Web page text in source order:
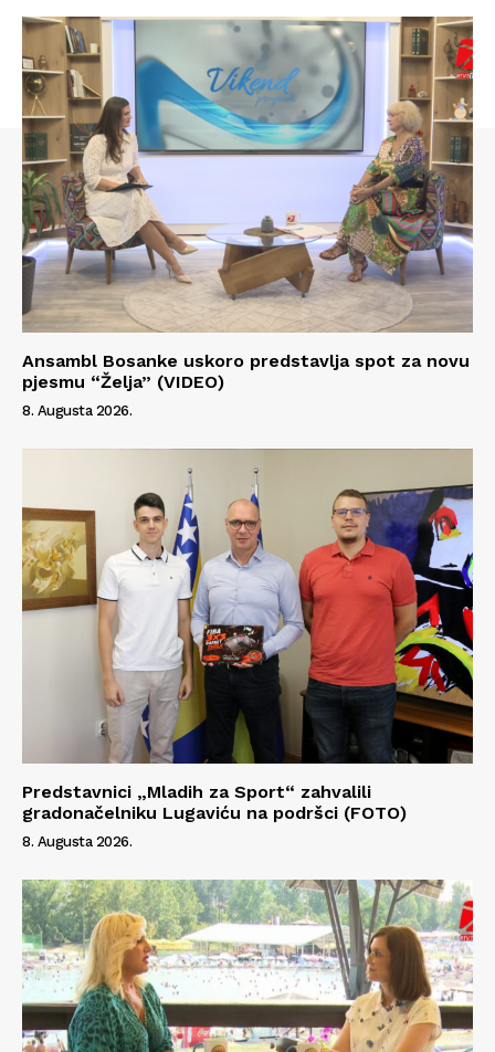
Info
O nama
Kontakt
Impressum
Ansambl Bosanke uskoro predstavlja spot za novu
pjesmu “Želja” (VIDEO)
8. Augusta 2026.
Predstavnici „Mladih za Sport“ zahvalili
gradonačelniku Lugaviću na podršci (FOTO)
8. Augusta 2026.